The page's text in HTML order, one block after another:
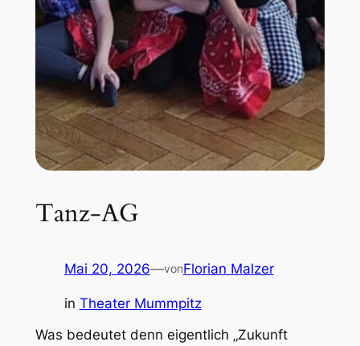
Tanz-AG
Mai 20, 2026—vonFlorian Malzer
in Theater Mummpitz
Was bedeutet denn eigentlich „Zukunft